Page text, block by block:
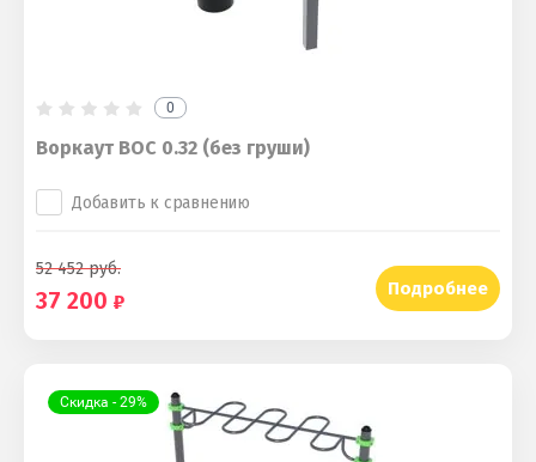
0
Воркаут ВОС 0.32 (без груши)
Добавить к сравнению
52 452руб.
37 200 Подробнее
Скидка - 29%